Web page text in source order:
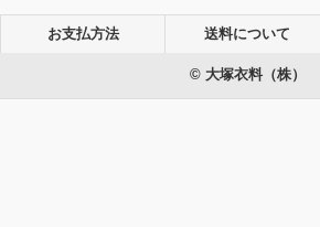
お支払方法 送料について
© 大塚衣料（株）